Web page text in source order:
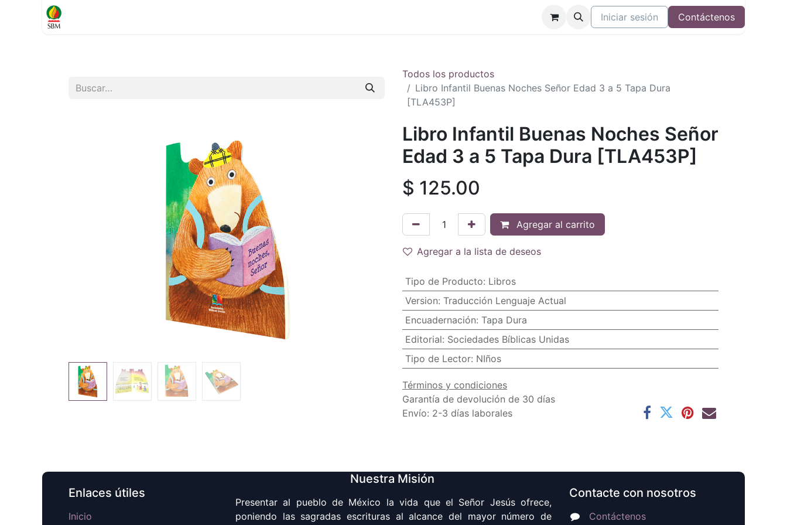
Iniciar sesión Contáctenos
Todos los productos
Libro Infantil Buenas Noches Señor Edad 3 a 5 Tapa Dura
[TLA453P]
Libro Infantil Buenas Noches Señor
Edad 3 a 5 Tapa Dura [TLA453P]
$ 125.00
Agregar al carrito
Agregar a la lista de deseos
Tipo de Producto: Libros
Version: Traducción Lenguaje Actual
Encuadernación: Tapa Dura
Editorial: Sociedades Bíblicas Unidas
Tipo de Lector: NIños
Términos y condiciones
Garantía de devolución de 30 días
Envío: 2-3 días laborales
Enlaces útiles
Inicio
Nuestra Misión
Presentar al pueblo de México la vida que el Señor Jesús ofrece,
poniendo las sagradas escrituras al alcance del mayor número de
Contacte con nosotros
Contáctenos